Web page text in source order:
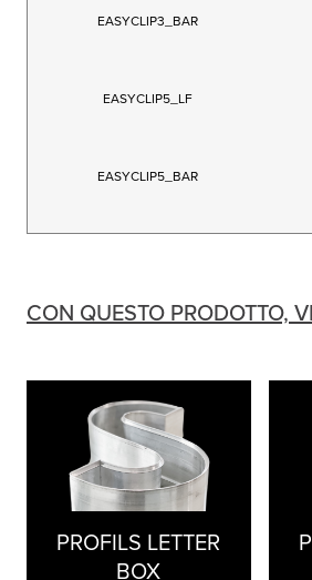
EASYCLIP3_BAR
EASYCLIP5_LF
EASYCLIP5_BAR
CON QUESTO PRODOTTO,
PROFILS LETTER
BOX